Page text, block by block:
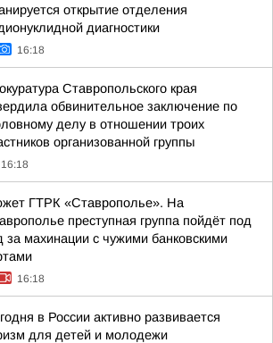
открытие отделения
диагностики
16:18
Ставропольского края
обвинительное заключение по
делу в отношении троих
организованной группы
16:18
ГТРК «Ставрополье». На
преступная группа пойдёт под
за махинации с чужими банковскими
16:18
в России активно развивается
для детей и молодежи